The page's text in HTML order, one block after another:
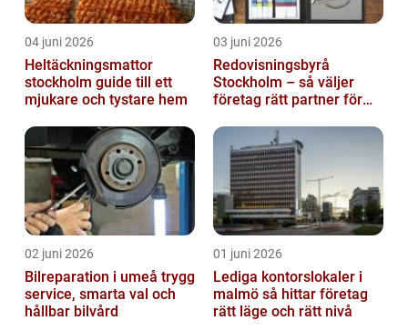
04 juni 2026
Heltäckningsmattor
stockholm guide till ett
mjukare och tystare hem
03 juni 2026
Redovisningsbyrå
Stockholm – så väljer
företag rätt partner för
02 juni 2026
Bilreparation i umeå trygg
service, smarta val och
hållbar bilvård
01 juni 2026
Lediga kontorslokaler i
malmö så hittar företag
rätt läge och rätt nivå